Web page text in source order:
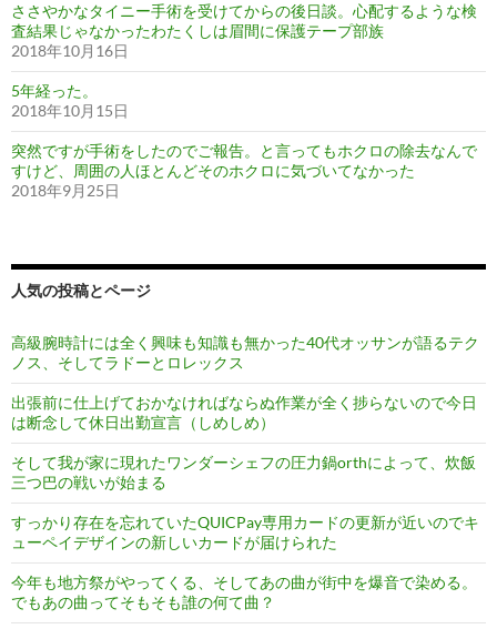
ささやかなタイニー手術を受けてからの後日談。心配するような検
査結果じゃなかったわたくしは眉間に保護テープ部族
2018年10月16日
5年経った。
2018年10月15日
突然ですが手術をしたのでご報告。と言ってもホクロの除去なんで
すけど、周囲の人ほとんどそのホクロに気づいてなかった
2018年9月25日
人気の投稿とページ
高級腕時計には全く興味も知識も無かった40代オッサンが語るテク
ノス、そしてラドーとロレックス
出張前に仕上げておかなければならぬ作業が全く捗らないので今日
は断念して休日出勤宣言（しめしめ）
そして我が家に現れたワンダーシェフの圧力鍋orthによって、炊飯
三つ巴の戦いが始まる
すっかり存在を忘れていたQUICPay専用カードの更新が近いのでキ
ューペイデザインの新しいカードが届けられた
今年も地方祭がやってくる、そしてあの曲が街中を爆音で染める。
でもあの曲ってそもそも誰の何て曲？